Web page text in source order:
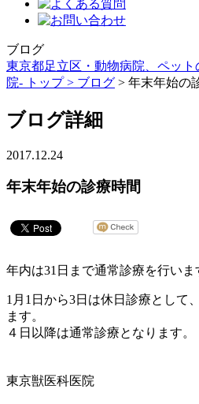
ブログ
東京都足立区・動物病院、ペッ
院- トップ > ブログ > 年末年始の
ブログ詳細
2017.12.24
年末年始の診療時間
年内は31日まで通常診療を行いま
1月1日から3日は休日診療として
ます。
４日以降は通常診療となります。
東京獣医科医院